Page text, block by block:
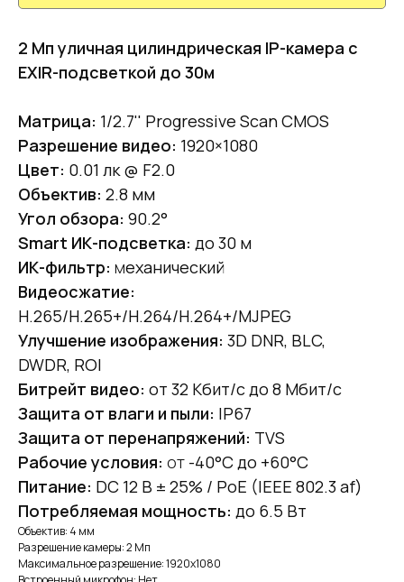
2 Мп уличная цилиндрическая IP-камера с
EXIR-подсветкой до 30м
Матрица: 1/2.7'' Progressive Scan CMOS
Разрешение видео: 1920×1080
Цвет: 0.01 лк @ F2.0
Объектив: 2.8 мм
Угол обзора: 90.2°
Smart ИК-подсветка: до 30 м
ИК-фильтр: механический
Видеосжатие:
H.265/H.265+/H.264/H.264+/MJPEG
Улучшение изображения: 3D DNR, BLC,
DWDR, ROI
Битрейт видео: от 32 Кбит/с до 8 Мбит/с
Защита от влаги и пыли: IP67
Защита от перенапряжений: TVS
Рабочие условия: от -40°C до +60°C
Питание: DC 12 В ± 25% / PoE (IEEE 802.3 af)
Потребляемая мощность: до 6.5 Вт
Объектив: 4 мм
Разрешение камеры: 2 Мп
Максимальное разрешение: 1920x1080